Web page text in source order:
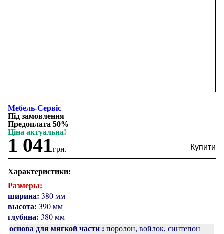
Мебель-Сервіс
Під замовлення
Предоплата 50%
Ціна актуальна!
1 041грн.
Характеристики:
Размеры:
ширина: 380 мм
высота: 390 мм
глубина: 380 мм
основа для мягкой части : поролон, войлок, синтепон